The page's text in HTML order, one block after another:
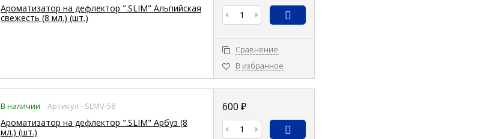
Ароматизатор на дефлектор ".SLIM" Альпийская
свежесть (8 мл.) (шт.)
Сравнение
В избранное
В наличии Артикул - SLMV-58
Ароматизатор на дефлектор ".SLIM" Арбуз (8
мл.) (шт.)
600 ₽